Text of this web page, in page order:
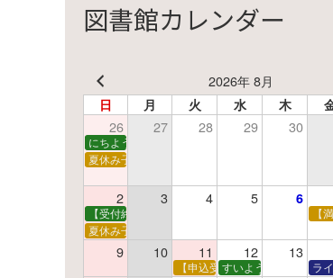
図書館カレンダー
2026年 8月
日 月 火 水 木
26 27 28 29 30
にちようえほん
夏休み子ども映画会
2 3 4 5 6
【受付終了】親子で挑戦！調べ学習ワークショッ
【
夏休み子ども平和映画会
9 10 11 12 13
【申込受付中】夏休みおはなし
すいようえほん ラ